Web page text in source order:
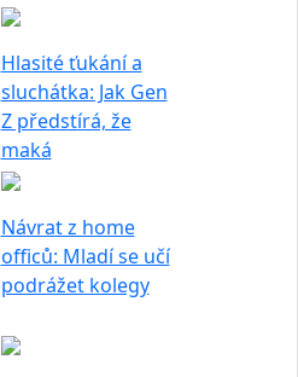
Hlasité ťukání a
sluchátka: Jak Gen
Z předstírá, že
maká
Návrat z home
officů: Mladí se učí
podrážet kolegy